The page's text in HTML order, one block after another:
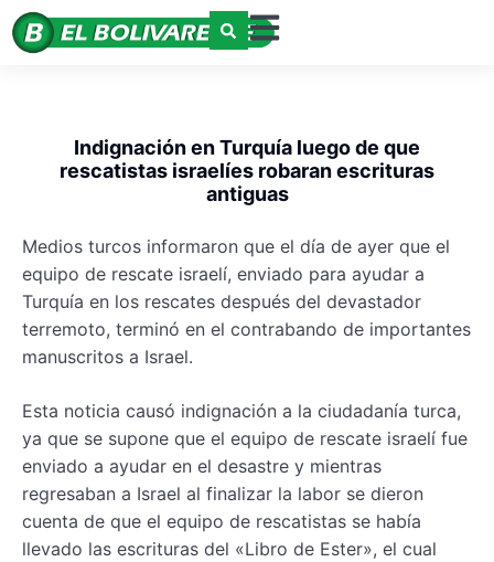
Indignación en Turquía luego de que
rescatistas israelíes robaran escrituras
antiguas
Medios turcos informaron que el día de ayer que el
equipo de rescate israelí, enviado para ayudar a
Turquía en los rescates después del devastador
terremoto, terminó en el contrabando de importantes
manuscritos a Israel.
Esta noticia causó indignación a la ciudadanía turca,
ya que se supone que el equipo de rescate israelí fue
enviado a ayudar en el desastre y mientras
regresaban a Israel al finalizar la labor se dieron
cuenta de que el equipo de rescatistas se había
llevado las escrituras del «Libro de Ester», el cual